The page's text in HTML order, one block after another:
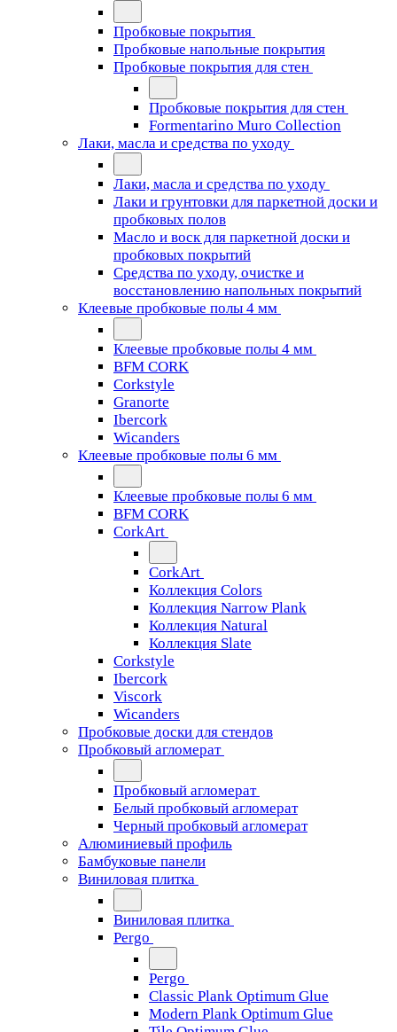
Пробковые покрытия
Пробковые напольные покрытия
Пробковые покрытия для стен
Пробковые покрытия для стен
Formentarino Muro Collection
Лаки, масла и средства по уходу
Лаки, масла и средства по уходу
Лаки и грунтовки для паркетной доски и
пробковых полов
Масло и воск для паркетной доски и
пробковых покрытий
Средства по уходу, очистке и
восстановлению напольных покрытий
Клеевые пробковые полы 4 мм
Клеевые пробковые полы 4 мм
BFM CORK
Corkstyle
Granorte
Ibercork
Wicanders
Клеевые пробковые полы 6 мм
Клеевые пробковые полы 6 мм
BFM CORK
CorkArt
CorkArt
Коллекция Colors
Коллекция Narrow Plank
Коллекция Natural
Коллекция Slate
Corkstyle
Ibercork
Viscork
Wicanders
Пробковые доски для стендов
Пробковый агломерат
Пробковый агломерат
Белый пробковый агломерат
Черный пробковый агломерат
Алюминиевый профиль
Бамбуковые панели
Виниловая плитка
Виниловая плитка
Pergo
Pergo
Classic Plank Optimum Glue
Modern Plank Optimum Glue